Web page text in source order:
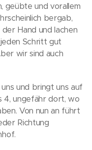
geübte und vorallem
bergab,
Hand und lachen
Schritt gut
wir sind auch
und bringt uns auf
4, ungefähr dort, wo
Von nun an führt
Richtung